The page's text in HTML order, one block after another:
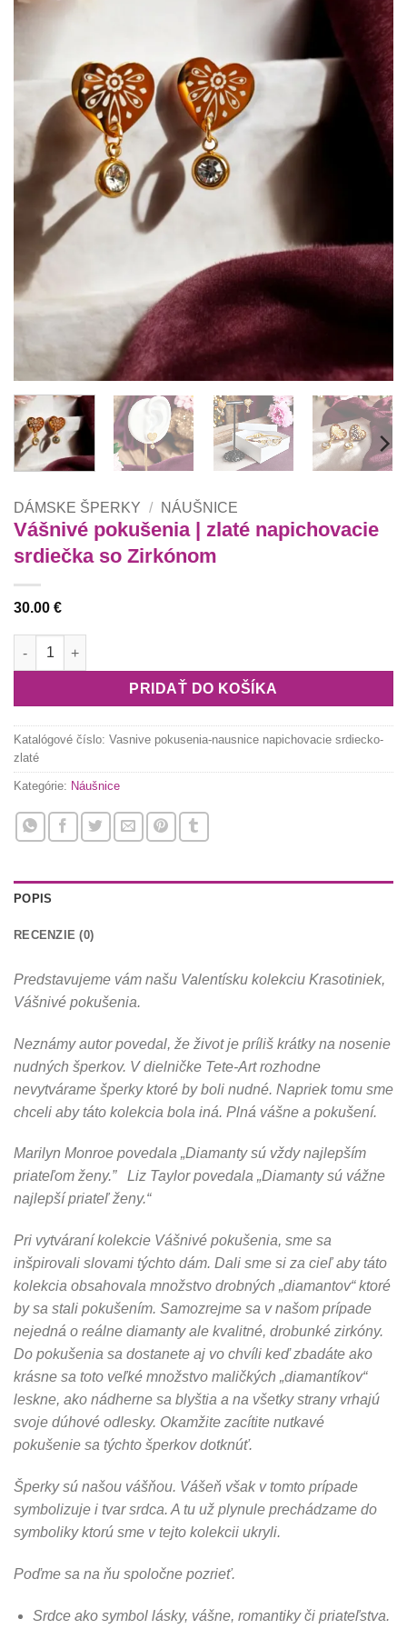
DÁMSKE ŠPERKY / NÁUŠNICE
Vášnivé pokušenia | zlaté napichovacie
srdiečka so Zirkónom
30.00 €
množstvo Vášnivé pokušenia | zlaté napichovacie srdiečka so
PRIDAŤ DO KOŠÍKA
Katalógové číslo: Vasnive pokusenia-nausnice napichovacie srdiecko-
zlaté
Kategórie: Náušnice
POPIS
RECENZIE (0)
Predstavujeme vám našu Valentísku kolekciu Krasotiniek,
Vášnivé pokušenia.
Neznámy autor povedal, že život je príliš krátky na nosenie
nudných šperkov. V dielničke Tete-Art rozhodne
nevytvárame šperky ktoré by boli nudné. Napriek tomu sme
chceli aby táto kolekcia bola iná. Plná vášne a pokušení.
Marilyn Monroe povedala „Diamanty sú vždy najlepším
priateľom ženy.” Liz Taylor povedala „Diamanty sú vážne
najlepší priateľ ženy.“
Pri vytváraní kolekcie Vášnivé pokušenia, sme sa
inšpirovali slovami týchto dám. Dali sme si za cieľ aby táto
kolekcia obsahovala množstvo drobných „diamantov“ ktoré
by sa stali pokušením. Samozrejme sa v našom prípade
nejedná o reálne diamanty ale kvalitné, drobunké zirkóny.
Do pokušenia sa dostanete aj vo chvíli keď zbadáte ako
krásne sa toto veľké množstvo maličkých „diamantíkov“
leskne, ako nádherne sa blyštia a na všetky strany vrhajú
svoje dúhové odlesky. Okamžite zacítite nutkavé
pokušenie sa týchto šperkov dotknúť.
Šperky sú našou vášňou. Vášeň však v tomto prípade
symbolizuje i tvar srdca. A tu už plynule prechádzame do
symboliky ktorú sme v tejto kolekcii ukryli.
Poďme sa na ňu spoločne pozrieť.
Srdce ako symbol lásky, vášne, romantiky či priateľstva.